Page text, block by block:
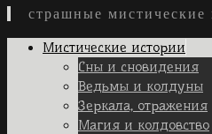
страшные мистические
Skip
Мистические истории
Сны и сновидения
Ведьмы и колдуны
Зеркала, отражения
Магия и колдовство